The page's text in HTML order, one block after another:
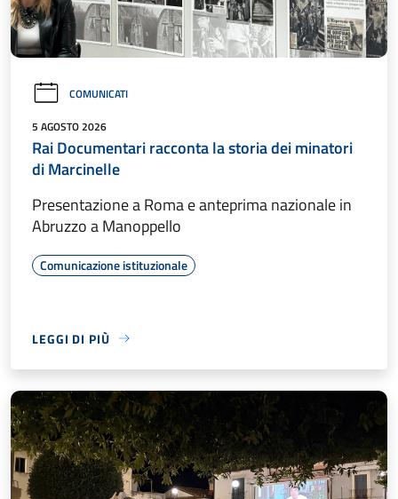
COMUNICATI
5 AGOSTO 2026
Rai Documentari racconta la storia dei minatori
di Marcinelle
Presentazione a Roma e anteprima nazionale in
Abruzzo a Manoppello
Comunicazione istituzionale
LEGGI DI PIÙ